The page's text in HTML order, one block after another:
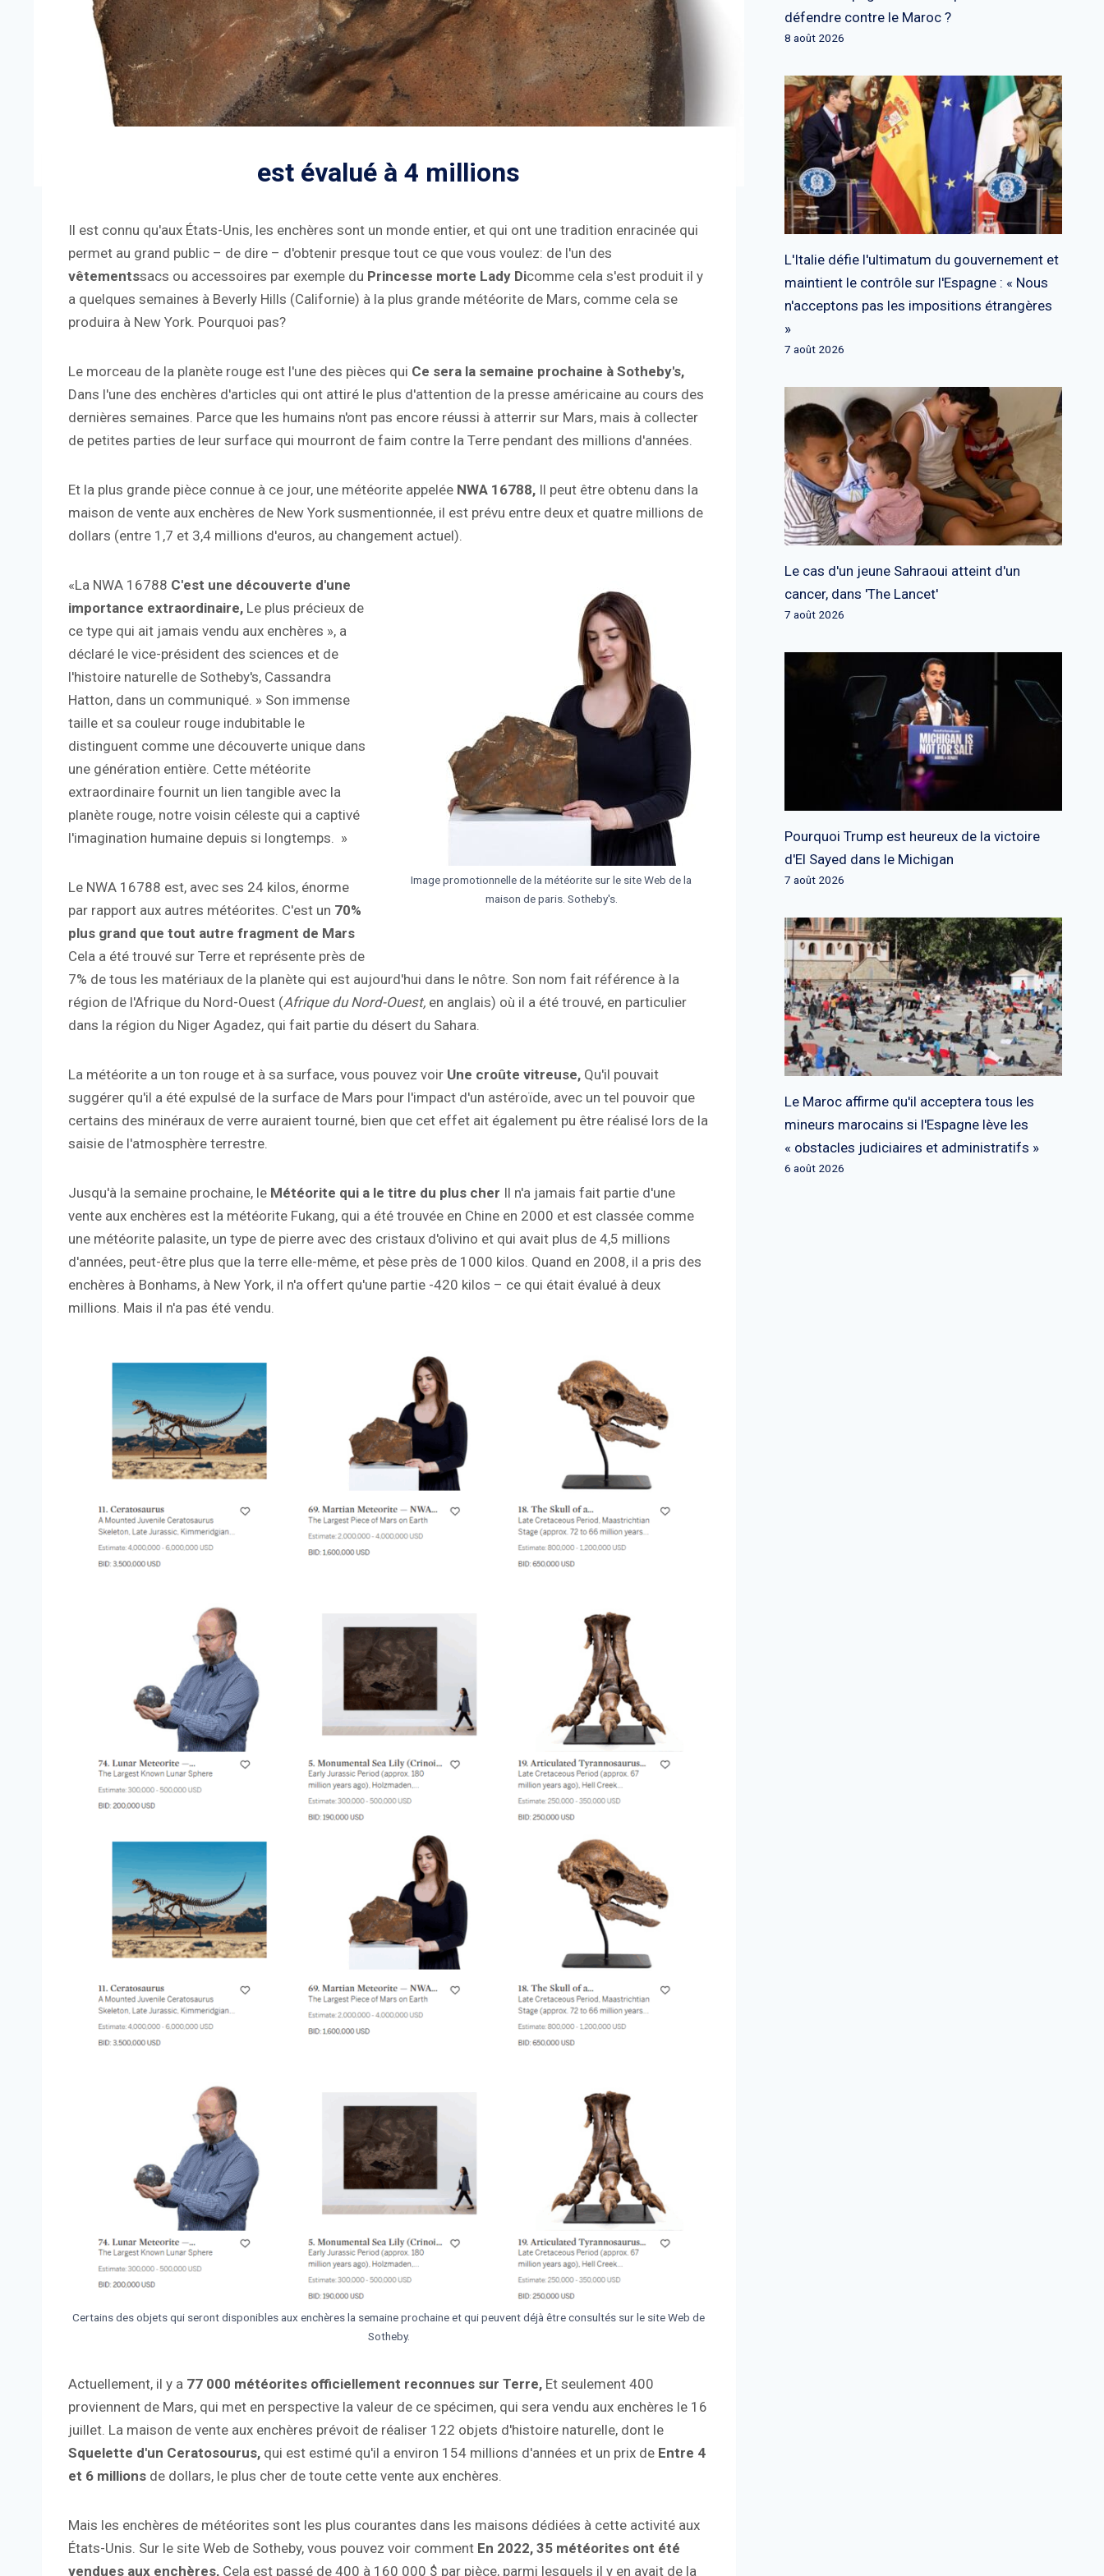
est évalué à 4 millions
Il est connu qu'aux États-Unis, les enchères sont un monde entier, et qui ont une tradition enracinée qui
permet au grand public – de dire – d'obtenir presque tout ce que vous voulez: de l'un des
vêtementssacs ou accessoires par exemple du Princesse morte Lady Dicomme cela s'est produit il y
a quelques semaines à Beverly Hills (Californie) à la plus grande météorite de Mars, comme cela se
produira à New York. Pourquoi pas?
Le morceau de la planète rouge est l'une des pièces qui Ce sera la semaine prochaine à Sotheby's,
Dans l'une des enchères d'articles qui ont attiré le plus d'attention de la presse américaine au cours des
dernières semaines. Parce que les humains n'ont pas encore réussi à atterrir sur Mars, mais à collecter
de petites parties de leur surface qui mourront de faim contre la Terre pendant des millions d'années.
Et la plus grande pièce connue à ce jour, une météorite appelée NWA 16788, Il peut être obtenu dans la
maison de vente aux enchères de New York susmentionnée, il est prévu entre deux et quatre millions de
dollars (entre 1,7 et 3,4 millions d'euros, au changement actuel).
Image promotionnelle de la météorite sur le site Web de la
maison de paris. Sotheby's.
«La NWA 16788 C'est une découverte d'une
importance extraordinaire, Le plus précieux de
ce type qui ait jamais vendu aux enchères », a
déclaré le vice-président des sciences et de
l'histoire naturelle de Sotheby's, Cassandra
Hatton, dans un communiqué. » Son immense
taille et sa couleur rouge indubitable le
distinguent comme une découverte unique dans
une génération entière. Cette météorite
extraordinaire fournit un lien tangible avec la
planète rouge, notre voisin céleste qui a captivé
l'imagination humaine depuis si longtemps. »
Le NWA 16788 est, avec ses 24 kilos, énorme
par rapport aux autres météorites. C'est un 70%
plus grand que tout autre fragment de Mars
Cela a été trouvé sur Terre et représente près de
7% de tous les matériaux de la planète qui est aujourd'hui dans le nôtre. Son nom fait référence à la
région de l'Afrique du Nord-Ouest (Afrique du Nord-Ouest, en anglais) où il a été trouvé, en particulier
dans la région du Niger Agadez, qui fait partie du désert du Sahara.
La météorite a un ton rouge et à sa surface, vous pouvez voir Une croûte vitreuse, Qu'il pouvait
suggérer qu'il a été expulsé de la surface de Mars pour l'impact d'un astéroïde, avec un tel pouvoir que
certains des minéraux de verre auraient tourné, bien que cet effet ait également pu être réalisé lors de la
saisie de l'atmosphère terrestre.
Jusqu'à la semaine prochaine, le Météorite qui a le titre du plus cher Il n'a jamais fait partie d'une
vente aux enchères est la météorite Fukang, qui a été trouvée en Chine en 2000 et est classée comme
une météorite palasite, un type de pierre avec des cristaux d'olivino et qui avait plus de 4,5 millions
d'années, peut-être plus que la terre elle-même, et pèse près de 1000 kilos. Quand en 2008, il a pris des
enchères à Bonhams, à New York, il n'a offert qu'une partie -420 kilos – ce qui était évalué à deux
millions. Mais il n'a pas été vendu.
Certains des objets qui seront disponibles aux enchères la semaine prochaine et qui peuvent déjà être consultés sur le site Web de
Sotheby.
Actuellement, il y a 77 000 météorites officiellement reconnues sur Terre, Et seulement 400
proviennent de Mars, qui met en perspective la valeur de ce spécimen, qui sera vendu aux enchères le 16
juillet. La maison de vente aux enchères prévoit de réaliser 122 objets d'histoire naturelle, dont le
Squelette d'un Ceratosourus, qui est estimé qu'il a environ 154 millions d'années et un prix de Entre 4
et 6 millions de dollars, le plus cher de toute cette vente aux enchères.
Mais les enchères de météorites sont les plus courantes dans les maisons dédiées à cette activité aux
États-Unis. Sur le site Web de Sotheby, vous pouvez voir comment En 2022, 35 météorites ont été
vendues aux enchères, Cela est passé de 400 à 160 000 $ par pièce, parmi lesquels il y en avait de la
défendre contre le Maroc ?
8 août 2026
L'Italie défie l'ultimatum du gouvernement et
maintient le contrôle sur l'Espagne : « Nous
n'acceptons pas les impositions étrangères
»
7 août 2026
Le cas d'un jeune Sahraoui atteint d'un
cancer, dans 'The Lancet'
7 août 2026
Pourquoi Trump est heureux de la victoire
d'El Sayed dans le Michigan
7 août 2026
Le Maroc affirme qu'il acceptera tous les
mineurs marocains si l'Espagne lève les
« obstacles judiciaires et administratifs »
6 août 2026